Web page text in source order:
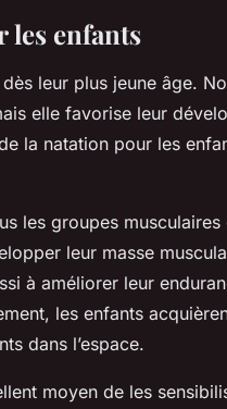
les enfants
dès leur plus jeune âge.
elle favorise leur
la natation pour les
les groupes
leur masse
à améliorer leur
les enfants
dans l’espace.
moyen de les